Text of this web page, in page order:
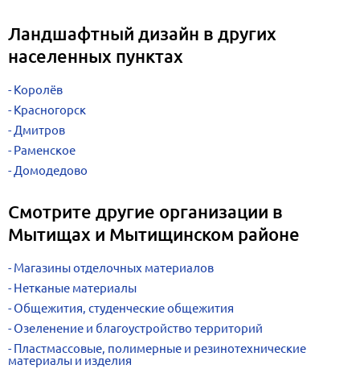
Ландшафтный дизайн в других
населенных пунктах
Королёв
Красногорск
Дмитров
Раменское
Домодедово
Смотрите другие организации в
Мытищах и Мытищинском районе
Магазины отделочных материалов
Нетканые материалы
Общежития, студенческие общежития
Озеленение и благоустройство территорий
Пластмассовые, полимерные и резинотехнические
материалы и изделия